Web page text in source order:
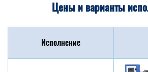
Цены и варианты
Исполнение